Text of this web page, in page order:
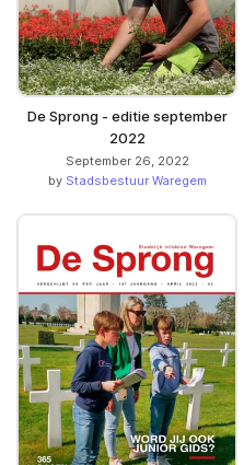
De Sprong - editie september
2022
September 26, 2022
by Stadsbestuur Waregem